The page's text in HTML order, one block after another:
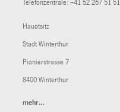
Telefonzentrale: +41 52 267 51 51
Hauptsitz
Stadt Winterthur
Pionierstrasse 7
8400 Winterthur
mehr…